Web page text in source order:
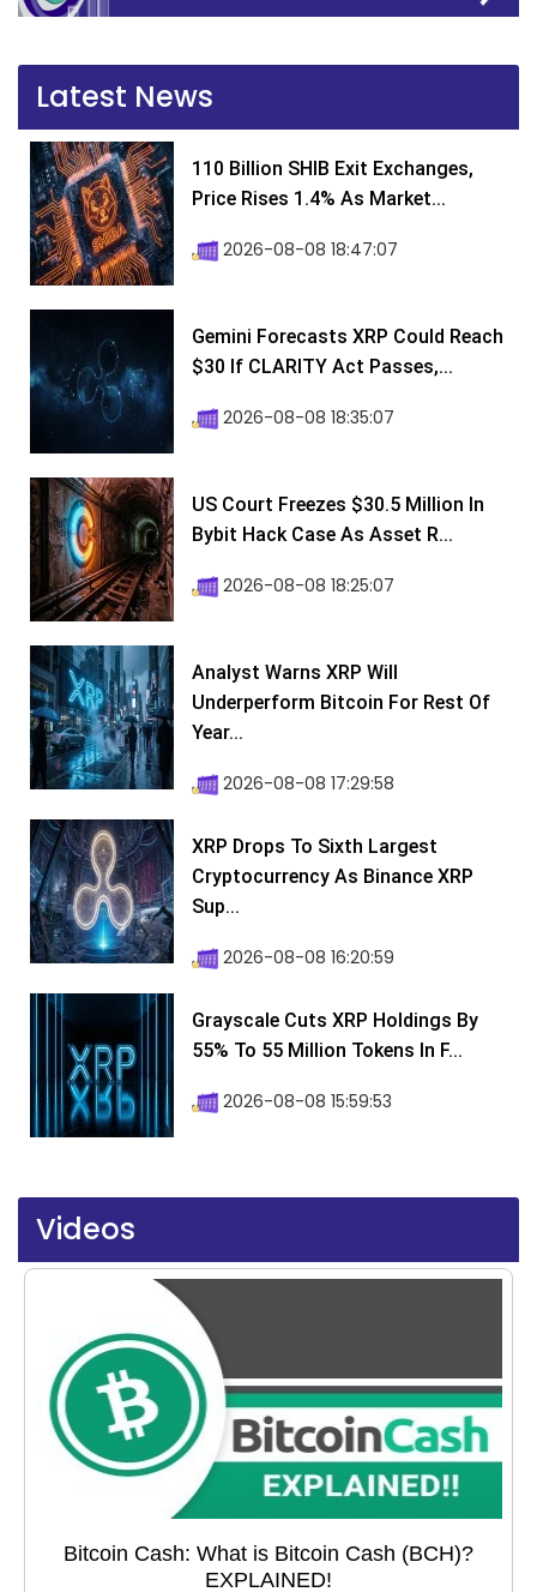
Latest News
110 Billion SHIB Exit Exchanges,
Price Rises 1.4% As Market...
2026-08-08 18:47:07
Gemini Forecasts XRP Could Reach
$30 If CLARITY Act Passes,...
2026-08-08 18:35:07
US Court Freezes $30.5 Million In
Bybit Hack Case As Asset R...
2026-08-08 18:25:07
Analyst Warns XRP Will
Underperform Bitcoin For Rest Of
Year...
2026-08-08 17:29:58
XRP Drops To Sixth Largest
Cryptocurrency As Binance XRP
Sup...
2026-08-08 16:20:59
Grayscale Cuts XRP Holdings By
55% To 55 Million Tokens In F...
2026-08-08 15:59:53
Videos
Bitcoin Cash: What is Bitcoin Cash (BCH)?
EXPLAINED!